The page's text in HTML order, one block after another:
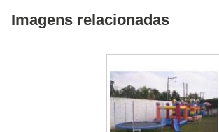
Imagens relacionadas